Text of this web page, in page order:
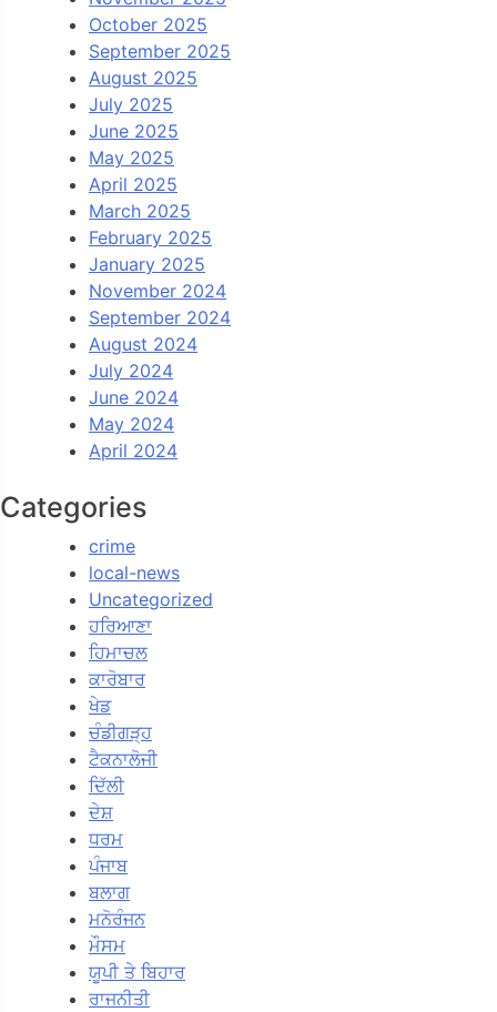
October 2025
September 2025
August 2025
July 2025
June 2025
May 2025
April 2025
March 2025
February 2025
January 2025
November 2024
September 2024
August 2024
July 2024
June 2024
May 2024
April 2024
Categories
crime
local-news
Uncategorized
ਹਰਿਆਣਾ
ਹਿਮਾਚਲ
ਕਾਰੋਬਾਰ
ਖੇਡ
ਚੰਡੀਗੜ੍ਹ
ਟੈਕਨਾਲੋਜੀ
ਦਿੱਲੀ
ਦੇਸ਼
ਧਰਮ
ਪੰਜਾਬ
ਬਲਾਗ
ਮਨੋਰੰਜਨ
ਮੌਸਮ
ਯੂਪੀ ਤੇ ਬਿਹਾਰ
ਰਾਜਨੀਤੀ